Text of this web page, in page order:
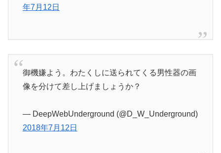
年7月12日
御機嫌よう。わたくしに送られてくる男性器の画
像を分けて差し上げましょうか？
— DeepWebUnderground (@D_W_Underground)
2018年7月12日